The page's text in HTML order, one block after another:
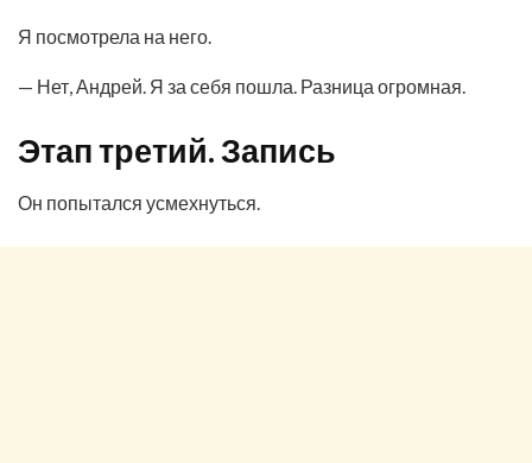
Я посмотрела на него.
— Нет, Андрей. Я за себя пошла. Разница огромная.
Этап третий. Запись
Он попытался усмехнуться.